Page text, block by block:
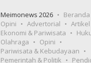
Meimonews 2026 Beranda
Opini
Advertorial Artikel
Ekonomi & Pariwisata
Olahraga
Opini
Pariwisata & Kebudayaan
Pemerintah & Politik